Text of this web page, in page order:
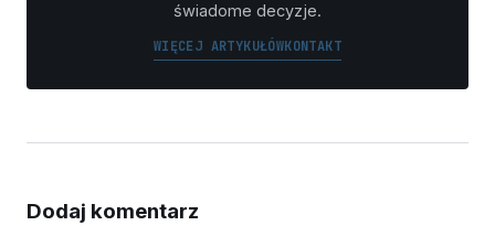
świadome decyzje.
WIĘCEJ ARTYKUŁÓWKONTAKT
Dodaj komentarz